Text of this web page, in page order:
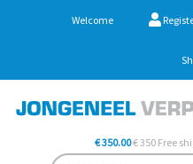
Welcome
€ 350.00€ 350 Free